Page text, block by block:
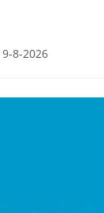
8-2026